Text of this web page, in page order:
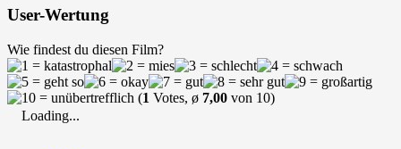
User-Wertung
Wie findest du diesen Film?
(1 Votes, ø 7,00 von 10)
Loading...